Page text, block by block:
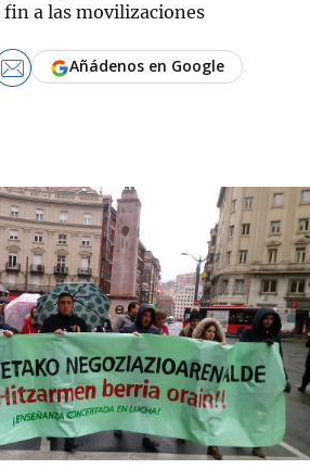
fin a las movilizaciones
Añádenos en Google